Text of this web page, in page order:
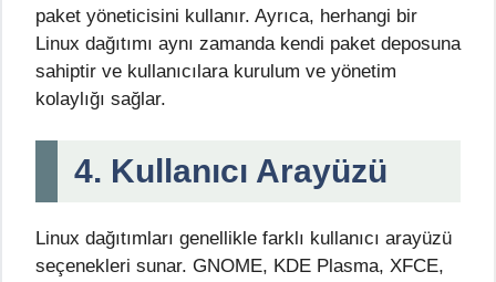
paket yöneticisini kullanır. Ayrıca, herhangi bir
Linux dağıtımı aynı zamanda kendi paket deposuna
sahiptir ve kullanıcılara kurulum ve yönetim
kolaylığı sağlar.
4. Kullanıcı Arayüzü
Linux dağıtımları genellikle farklı kullanıcı arayüzü
seçenekleri sunar. GNOME, KDE Plasma, XFCE,